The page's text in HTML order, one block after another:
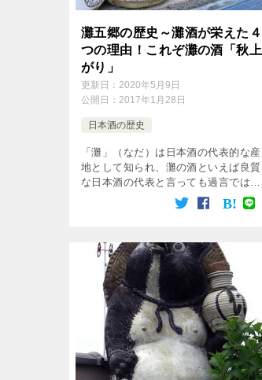
灘五郷の歴史～灘酒が栄えた４
つの理由！これぞ灘の酒「秋上
がり」
更新日： 2020年5月9日
公開日： 2017年1月28日
日本酒の歴史
「灘」（なだ）は日本酒の代表的な産
地として知られ、灘の酒といえば良質
な日本酒の代表と言っても過言ではあ
りません。 酒造業界では通常、神戸
市の東部から西宮市の今津あたりまで
の沿岸地帯を指 […]